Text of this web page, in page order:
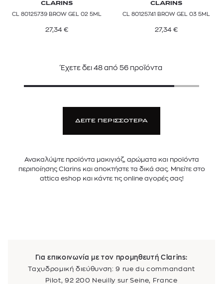
CLARINS
CL 80125739 BROW GEL 02 5ML
27,34 €
CLARINS
CL 80125741 BROW GEL 03 5ML
27,34 €
Έχετε δει 48 από 56 προϊόντα
ΔΕΙΤΕ ΠΕΡΙΣΣΟΤΕΡΑ
Ανακαλύψτε προϊόντα μακιγιάζ, αρώματα και προϊόντα
περιποίησης Clarins και αποκτήστε τα δικά σας. Μπείτε στο
attica eshop και κάντε τις online αγορές σας!
Για επικοινωνία με τον προμηθευτή Clarins:
Ταχυδρομική διεύθυνση: 9 rue du commandant
Pilot, 92 200 Neuilly sur Seine, France